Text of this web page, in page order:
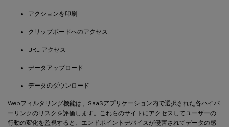
アクションを印刷
クリップボードへのアクセス
URL アクセス
データアップロード
データのダウンロード
Webフィルタリング機能は、SaaSアプリケーション内で選択された各ハイパ
ーリンクのリスクを評価します。これらのサイトにアクセスしてユーザーの
行動の変化を監視すると、エンドポイントデバイスが侵害されてデータの感